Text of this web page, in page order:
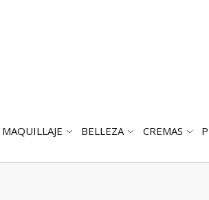
ABRIR
MAQUILLAJE
ABRIR
BELLEZA CREMAS